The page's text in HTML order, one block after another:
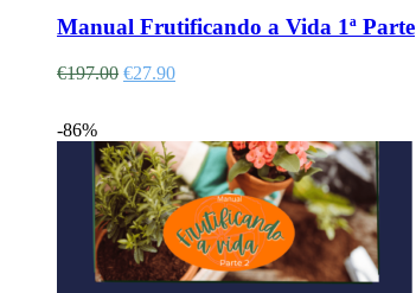
Manual Frutificando a Vida 1ª Parte
€197.00 €27.90
-86%